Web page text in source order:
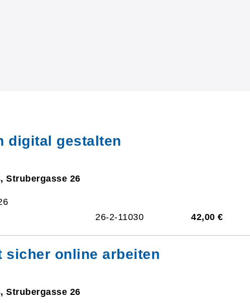
digital gestalten
Strubergasse 26
26-2-11030 42,00 €
sicher online arbeiten
Strubergasse 26